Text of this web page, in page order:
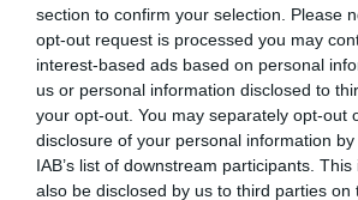
section to confirm your selection. Please
opt-out request is processed you may
interest-based ads based on personal
us or personal information disclosed to
your opt-out. You may separately opt-out
disclosure of your personal information
IAB’s list of downstream participants.
also be disclosed by us to third parties on
Ο καιρός αλλάζει πρόσωπο:
Έρχονται 40άρια μαζί με
θυελλώδη μελτέμια
07.08.2026 | 22:20
Εύβοια: Ηχηρό μήνυμα πέντε
χρόνια μετά τη μεγάλη